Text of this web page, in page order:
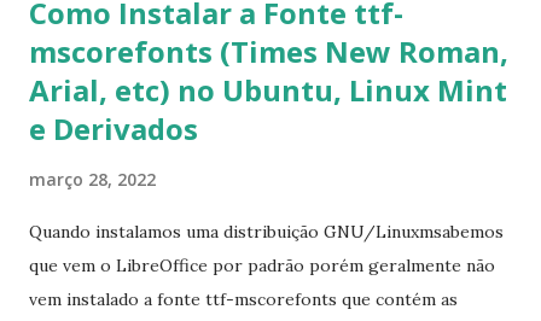
Como Instalar a Fonte ttf-
mscorefonts (Times New Roman,
Arial, etc) no Ubuntu, Linux Mint
e Derivados
março 28, 2022
Quando instalamos uma distribuição GNU/Linuxmsabemos
que vem o LibreOffice por padrão porém geralmente não
vem instalado a fonte ttf-mscorefonts que contém as